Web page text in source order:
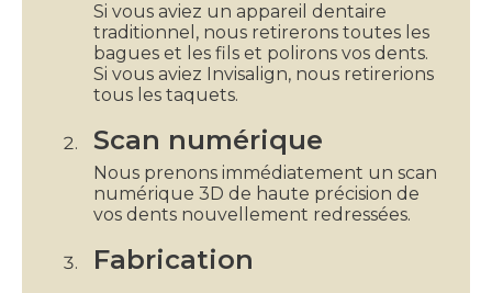
Si vous aviez un appareil dentaire
traditionnel, nous retirerons toutes les
bagues et les fils et polirons vos dents.
Si vous aviez Invisalign, nous retirerions
tous les taquets.
Scan numérique
Nous prenons immédiatement un scan
numérique 3D de haute précision de
vos dents nouvellement redressées.
Fabrication